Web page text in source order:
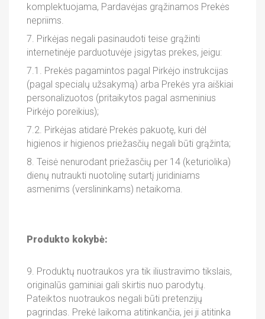
komplektuojama, Pardavėjas grąžinamos Prekės
nepriims.
7. Pirkėjas negali pasinaudoti teise grąžinti
internetinėje parduotuvėje įsigytas prekes, jeigu:
7.1. Prekės pagamintos pagal Pirkėjo instrukcijas
(pagal specialų užsakymą) arba Prekės yra aiškiai
personalizuotos (pritaikytos pagal asmeninius
Pirkėjo poreikius);
7.2. Pirkėjas atidarė Prekės pakuotę, kuri dėl
higienos ir higienos priežasčių negali būti grąžinta;
8. Teisė nenurodant priežasčių per 14 (keturiolika)
dienų nutraukti nuotolinę sutartį juridiniams
asmenims (verslininkams) netaikoma.
Produkto kokybė:
9. Produktų nuotraukos yra tik iliustravimo tikslais,
originalūs gaminiai gali skirtis nuo parodytų.
Pateiktos nuotraukos negali būti pretenzijų
pagrindas. Prekė laikoma atitinkančia, jei ji atitinka